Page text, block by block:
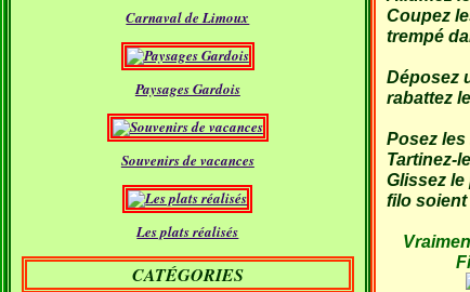
Carnaval de Limoux
Paysages Gardois
Souvenirs de vacances
Les plats réalisés
CATÉGORIES
Coupez
trempé
Déposez
rabattez
Posez
Tartinez-
Glissez
filo soient